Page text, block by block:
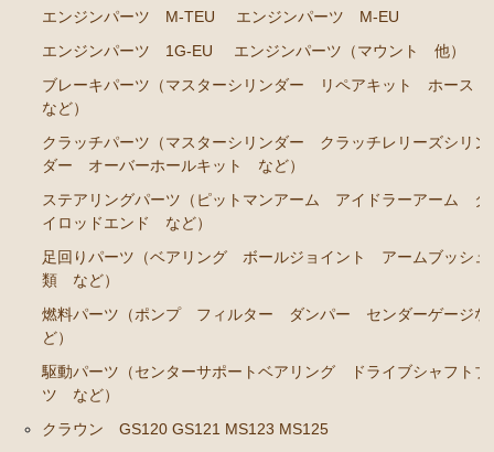
エンジンパーツ 1G-FE GS151 GS151H
アリスト JZS147 UZS143
2JZ-GE JZS147
セリカ カリーナ（TA40 TA42 TA45 TA46 TA47 RA40
RA45 RA46）
ステアリングパーツ（各種リペアキット ラックブー
ツ ラックエンド タイロッドエンド など）
駆動パーツ（センターサポートベアリング ドライブ
シャフトブーツ など）
セリカカリーナRA63 TA61 TA63 TA64AA63コロナRT14
1 AT141 TT142
エンジンパーツ 3T-GTEU
エンジンパーツ 4T-GTEU
エンジンパーツ M-TEU
エンジンパーツ M-EU
エンジンパーツ 1G-EU
エンジンパーツ（マウント 他）
ブレーキパーツ（マスターシリンダー リペアキット ホース
など）
クラッチパーツ（マスターシリンダー クラッチレリーズシリン
ダー オーバーホールキット など）
ステアリングパーツ（ピットマンアーム アイドラーアーム タ
イロッドエンド など）
足回りパーツ（ベアリング ボールジョイント アームブッシュ
類 など）
燃料パーツ（ポンプ フィルター ダンパー センダーゲージな
ど）
駆動パーツ（センターサポートベアリング ドライブシャフトブ
ツ など）
クラウン GS120 GS121 MS123 MS125